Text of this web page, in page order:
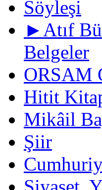
Söyleşi
►Atıf
Belgeler
ORSAM
Hitit
Mikâil
Şiir